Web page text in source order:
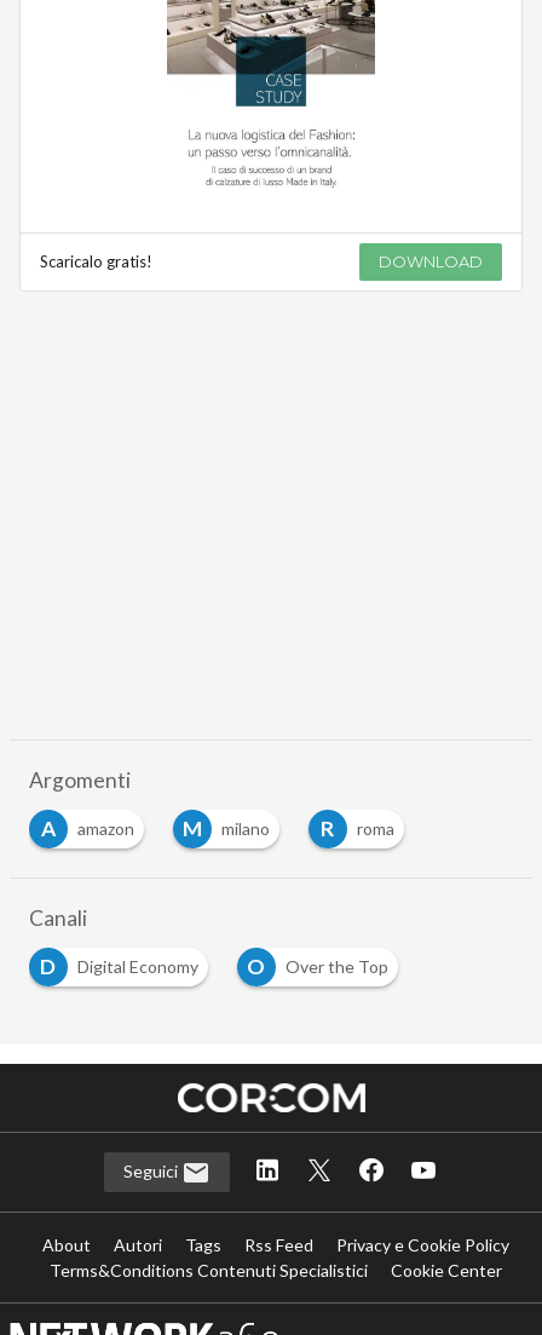
Scaricalo gratis! DOWNLOAD
Argomenti
A
amazon M milano R roma
Canali
D
Digital Economy O Over the Top
Seguici
About Autori Tags Rss Feed
Privacy e Cookie Policy
Terms&Conditions Contenuti Specialistici
Cookie Center